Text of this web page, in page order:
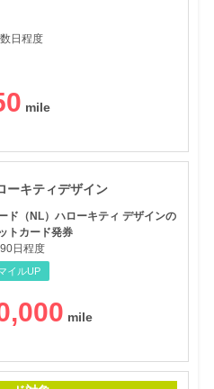
数日程度
ーキティデザイン
ド（NL）ハローキティ デザインの
トカード発券
90日程度
イルUP